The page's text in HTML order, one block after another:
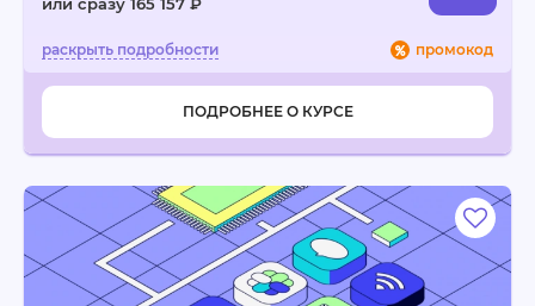
промокод
ПОДРОБНЕЕ О КУРСЕ